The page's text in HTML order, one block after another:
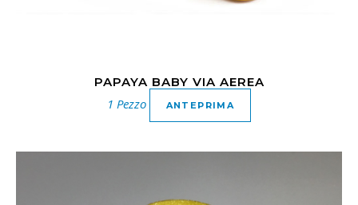
PAPAYA BABY VIA AEREA
1 Pezzo ANTEPRIMA